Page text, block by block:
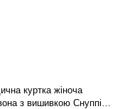
куртка жіноча
з вишивкою Снуппі